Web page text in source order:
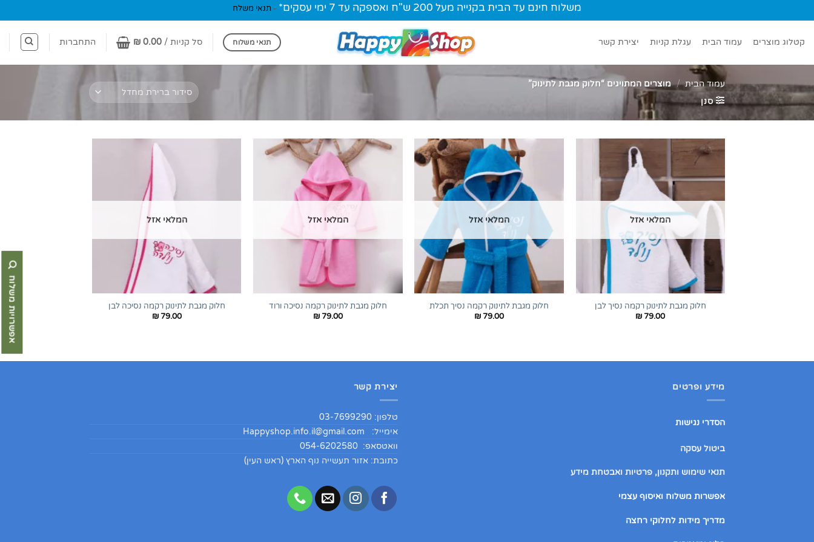
to
משלוח חינם עד הבית בקנייה מעל 200 ש"ח ואספקה עד 7 ימי עסקים* - תנאי משלח
קטלוג מוצרים עמוד הבית עגלת קניות יצירת קשר תנאי משלוח סל קניות / ₪ 0.00 התחברות
עמוד הבית / מוצרים המתויגים “חלוק מגבת לתינוק”
סנן
המלאי אזל
חלוק מגבת לתינוק רקמה נסיך לבן
₪79.00
+
המלאי אזל
חלוק מגבת לתינוק רקמה נסיך תכלת
₪79.00
המלאי אזל
חלוק מגבת לתינוק רקמה נסיכה ורוד
₪79.00
המלאי אזל
חלוק מגבת לתינוק רקמה נסיכה לבן
₪79.00
מידע ופרטים
הסדרי נגישות
ביטול עסקה
תנאי שימוש ותקנון, פרטיות ואבטחת מידע
אפשרות משלוח ואיסוף עצמי
מדריך מידות לחלוקי רחצה
יצירת קשר
טלפון: 03-7699290
אימייל: Happyshop.info.il@gmail.com
וואטסאפ: 054-6202580
כתובת: אזור תעשייה נוף הארץ (ראש העין)
אפשרויות משלוח